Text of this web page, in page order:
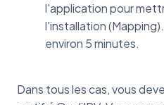
l'application pour
l'installation
environ 5 minutes.
Dans tous les cas, vous